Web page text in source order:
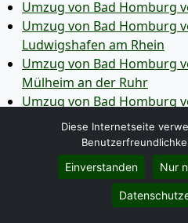
Umzug von Bad Homburg
Umzug von Bad Homburg
Ludwigshafen am Rhein
Umzug von Bad Homburg
Mülheim an der Ruhr
Umzug von Bad Homburg
Oldenburg
Umzug von Bad Homburg
Osnabrück
Umzug von Bad Homburg
Diese Internetseite
Einverstanden Nur